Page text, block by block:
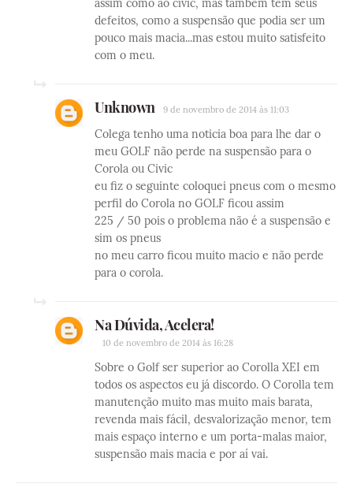
assim como ao civic, mas também tem seus
defeitos, como a suspensão que podia ser um
pouco mais macia...mas estou muito satisfeito
com o meu.
Unknown 9 de novembro de 2014 às 11:03
Colega tenho uma noticia boa para lhe dar o
meu GOLF não perde na suspensão para o
Corola ou Civic
eu fiz o seguinte coloquei pneus com o mesmo
perfil do Corola no GOLF ficou assim
225 / 50 pois o problema não é a suspensão e
sim os pneus
no meu carro ficou muito macio e não perde
para o corola.
Na Dúvida, Acelera!
10 de novembro de 2014 às 16:28
Sobre o Golf ser superior ao Corolla XEI em
todos os aspectos eu já discordo. O Corolla tem
manutenção muito mas muito mais barata,
revenda mais fácil, desvalorização menor, tem
mais espaço interno e um porta-malas maior,
suspensão mais macia e por aí vai.